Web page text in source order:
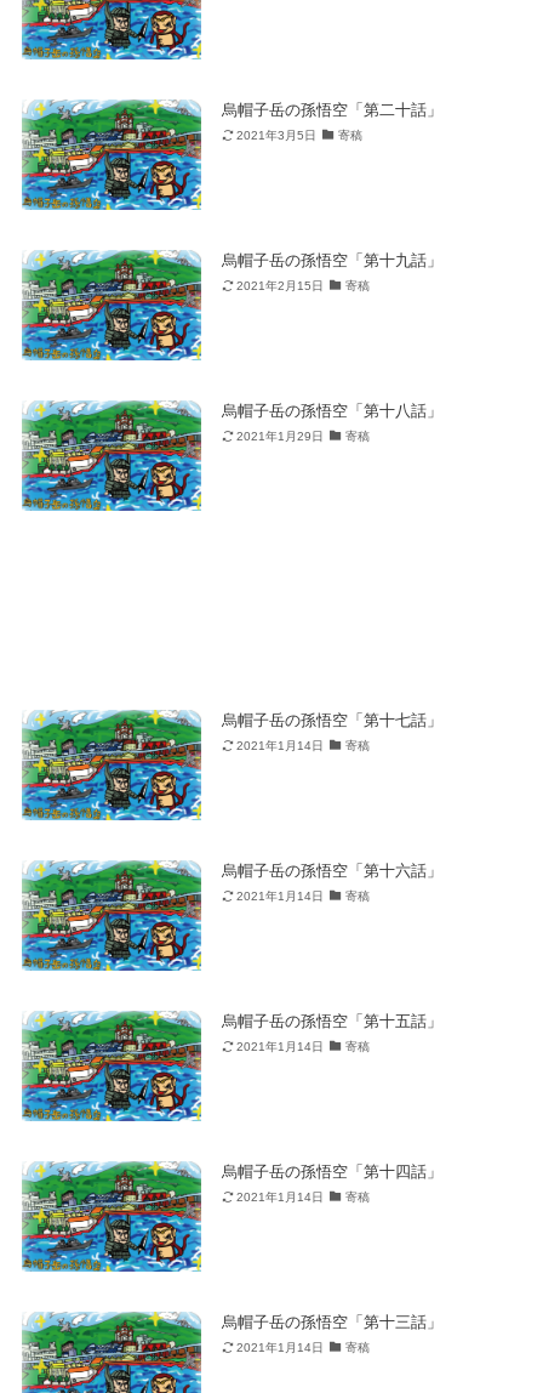
烏帽子岳の孫悟空「第二十話」
2021年3月5日 寄稿
烏帽子岳の孫悟空「第十九話」
2021年2月15日 寄稿
烏帽子岳の孫悟空「第十八話」
2021年1月29日 寄稿
烏帽子岳の孫悟空「第十七話」
2021年1月14日 寄稿
烏帽子岳の孫悟空「第十六話」
2021年1月14日 寄稿
烏帽子岳の孫悟空「第十五話」
2021年1月14日 寄稿
烏帽子岳の孫悟空「第十四話」
2021年1月14日 寄稿
烏帽子岳の孫悟空「第十三話」
2021年1月14日 寄稿